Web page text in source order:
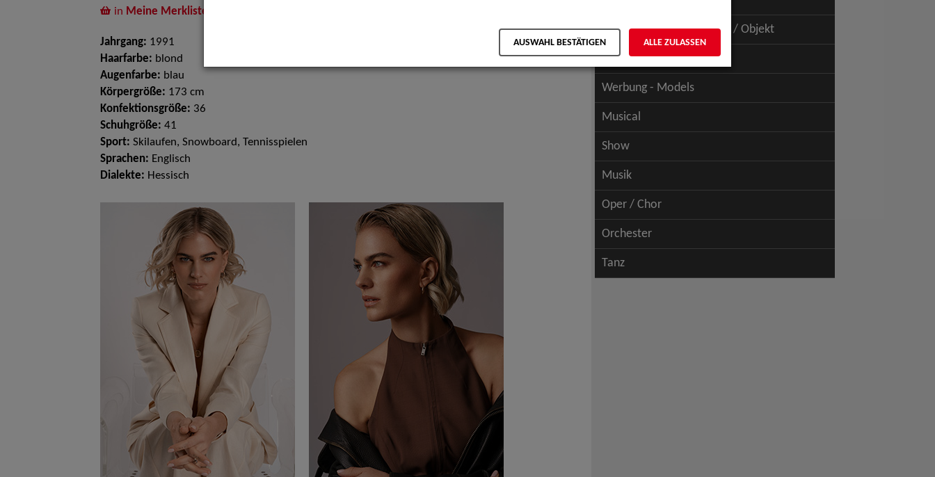
in Meine Merkliste
Jahrgang: 1991
Haarfarbe: blond
Augenfarbe: blau
Körpergröße: 173 cm
Konfektionsgröße: 36
Schuhgröße: 41
Sport: Skilaufen, Snowboard, Tennisspielen
Sprachen: Englisch
Dialekte: Hessisch
Schauspiel - Figur / Puppe / Objekt
Werbung - Talents
Werbung - Models
Musical
Show
Musik
Oper / Chor
Orchester
Tanz
AUSWAHL BESTÄTIGEN ALLE ZULASSEN